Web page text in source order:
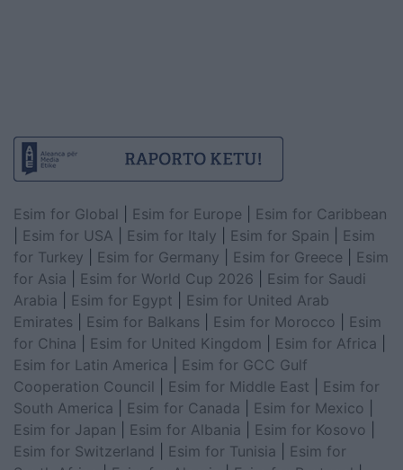
Esim for Global Esim for Europe
Esim for Caribbean
Esim for USA Esim for Italy Esim for Spain
Esim
for Turkey
Esim for Germany Esim for Greece
Esim
for Asia
Esim for World Cup 2026
Esim for Saudi
Arabia
Esim for Egypt
Esim for United Arab
Emirates
Esim for Balkans Esim for Morocco
Esim
for China
Esim for United Kingdom Esim for Africa
Esim for Latin America
Esim for GCC Gulf
Cooperation Council
Esim for Middle East
Esim for
South America
Esim for Canada Esim for Mexico
Esim for Japan
Esim for Albania Esim for Kosovo
Esim for Switzerland
Esim for Tunisia
Esim for